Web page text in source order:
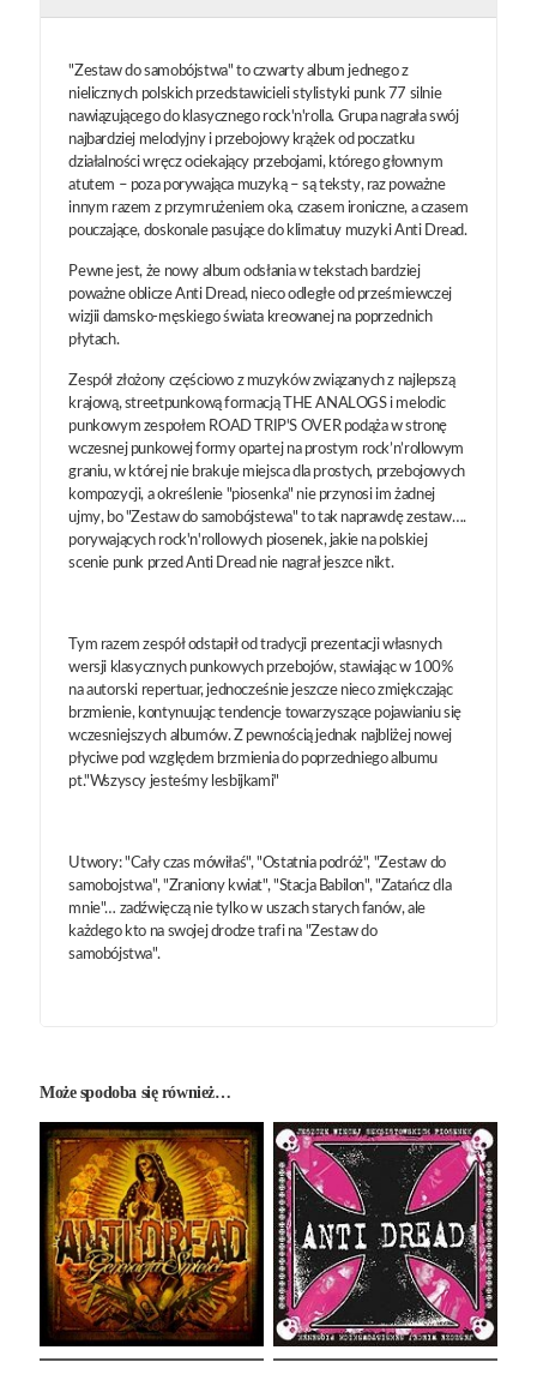
"Zestaw do samobójstwa" to czwarty album jednego z
nielicznych polskich przedstawicieli stylistyki punk 77 silnie
nawiązującego do klasycznego rock'n'rolla. Grupa nagrała swój
najbardziej melodyjny i przebojowy krążek od poczatku
działalności wręcz ociekający przebojami, którego głownym
atutem – poza porywająca muzyką – są teksty, raz poważne
innym razem z przymrużeniem oka, czasem ironiczne, a czasem
pouczające, doskonale pasujące do klimatuy muzyki Anti Dread.
Pewne jest, że nowy album odsłania w tekstach bardziej
poważne oblicze Anti Dread, nieco odległe od prześmiewczej
wizjii damsko-męskiego świata kreowanej na poprzednich
płytach.
Zespół złożony częściowo z muzyków związanych z najlepszą
krajową, streetpunkową formacją THE ANALOGS i melodic
punkowym zespołem ROAD TRIP'S OVER podąża w stronę
wczesnej punkowej formy opartej na prostym rock’n’rollowym
graniu, w której nie brakuje miejsca dla prostych, przebojowych
kompozycji, a określenie "piosenka" nie przynosi im żadnej
ujmy, bo "Zestaw do samobójstewa" to tak naprawdę zestaw….
porywających rock'n'rollowych piosenek, jakie na polskiej
scenie punk przed Anti Dread nie nagrał jeszce nikt.
Tym razem zespół odstapił od tradycji prezentacji własnych
wersji klasycznych punkowych przebojów, stawiając w 100%
na autorski repertuar, jednocześnie jeszcze nieco zmiękczając
brzmienie, kontynuując tendencje towarzyszące pojawianiu się
wczesniejszych albumów. Z pewnością jednak najbliżej nowej
płyciwe pod względem brzmienia do poprzedniego albumu
pt."Wszyscy jesteśmy lesbijkami"
Utwory: "Cały czas mówiłaś", "Ostatnia podróż", "Zestaw do
samobojstwa", "Zraniony kwiat", "Stacja Babilon", "Zatańcz dla
mnie"… zadźwięczą nie tylko w uszach starych fanów, ale
każdego kto na swojej drodze trafi na "Zestaw do
samobójstwa".
Może spodoba się również…